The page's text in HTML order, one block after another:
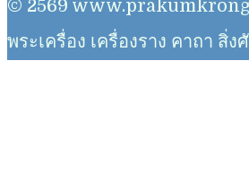
© 2569
พระเครื่อง เครื่องราง คาถา สิ่ง